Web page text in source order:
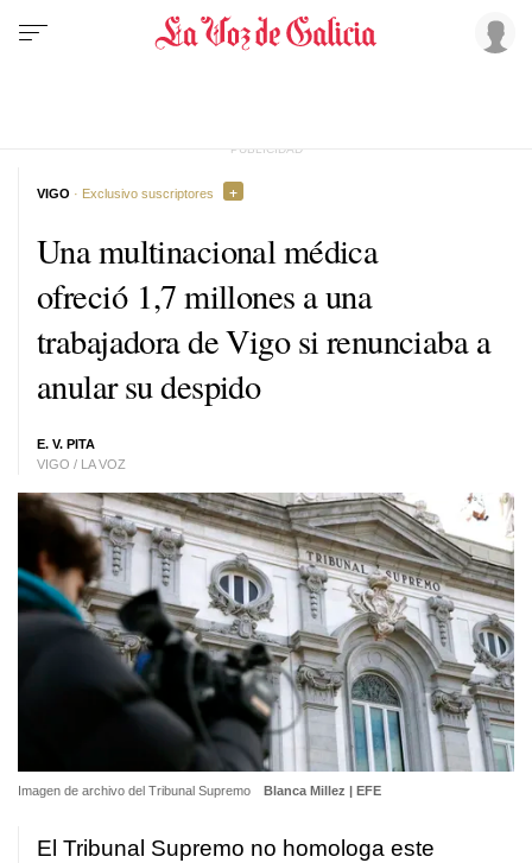
Una multinacional médica
ofreció 1,7 millones a una
trabajadora de Vigo si renunciaba a
anular su despido
E. V. PITA
VIGO / LA VOZ
VIGO · Exclusivo suscriptores
Imagen de archivo del Tribunal Supremo Blanca Millez | EFE
El Tribunal Supremo no homologa este